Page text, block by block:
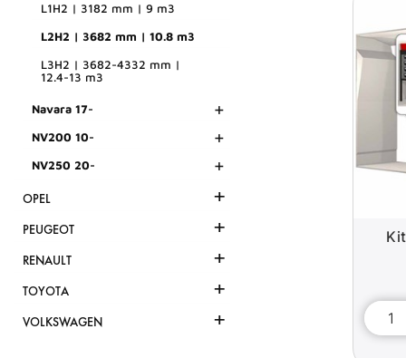
L1H2 | 3182 mm | 9 m3
L2H2 | 3682 mm | 10.8 m3
L3H2 | 3682-4332 mm |
12.4-13 m3
Navara 17- +
NV200 10- +
NV250 20- +
OPEL +
PEUGEOT +
RENAULT +
TOYOTA +
VOLKSWAGEN +